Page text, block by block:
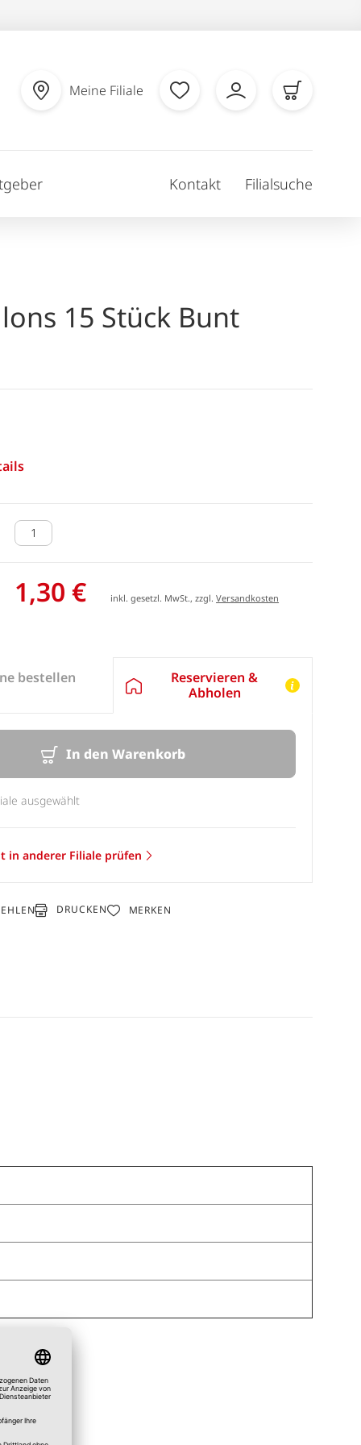
Meine Filiale
Kontakt Filialsuche
15 Stück Bunt
1,30 € inkl. gesetzl. MwSt., zzgl.Versandkosten
bestellen
Reservieren &
Abholen
In den Warenkorb
ausgewählt
in anderer Filiale prüfen
DRUCKEN MERKEN